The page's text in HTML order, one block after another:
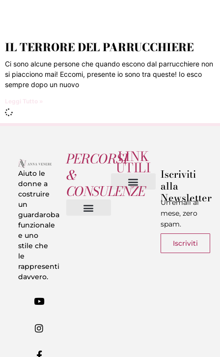
IL TERRORE DEL PARRUCCHIERE
Ci sono alcune persone che quando escono dal parrucchiere non
si piacciono mai! Eccomi, presente io sono tra queste! Io esco
sempre dopo un nuovo
Leggi Tutto »
Aiuto le
donne a
costruire
un
guardaroba
funzionale
e uno
stile che
le
rappresenti
davvero.
PERCORSI
&
CONSULENZE
LINK
UTILI Iscriviti
alla
Newsletter
Un’email al
mese, zero
spam.
Iscriviti